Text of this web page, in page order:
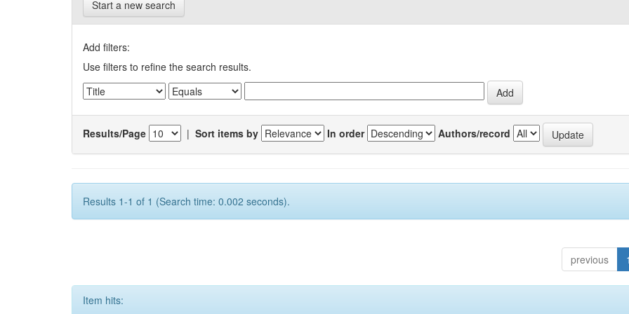
Start a new search
Add filters:
Use filters to refine the search results.
Results/Page | Sort items by In order Authors/record
Results 1-1 of 1 (Search time: 0.002 seconds).
previous 1
Item hits: